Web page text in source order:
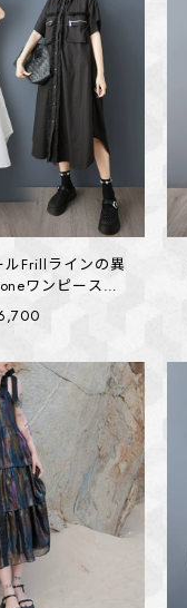
ルFrillラインの異
ワンピース